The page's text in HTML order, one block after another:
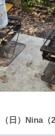
日）Nina（